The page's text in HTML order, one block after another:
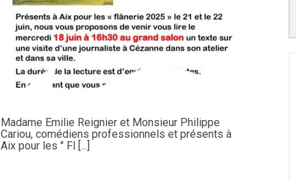
Madame Emilie Reignier et Monsieur Philippe
Cariou, comédiens professionnels et présents à
Aix pour les " Fl [...]